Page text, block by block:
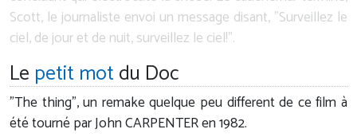
Scott, le journaliste envoi un message disant, "Surveillez le
ciel, de jour et de nuit, surveillez le ciel!".
Le petit motdu Doc
"The thing", un remake quelque peu different de ce film à
été tourné par John CARPENTER en 1982.